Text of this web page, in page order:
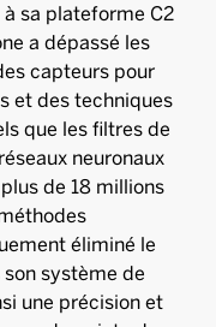
sa plateforme C2
a dépassé les
capteurs pour
et des techniques
que les filtres de
neuronaux
de 18 millions
éliminé le
système de
une précision et